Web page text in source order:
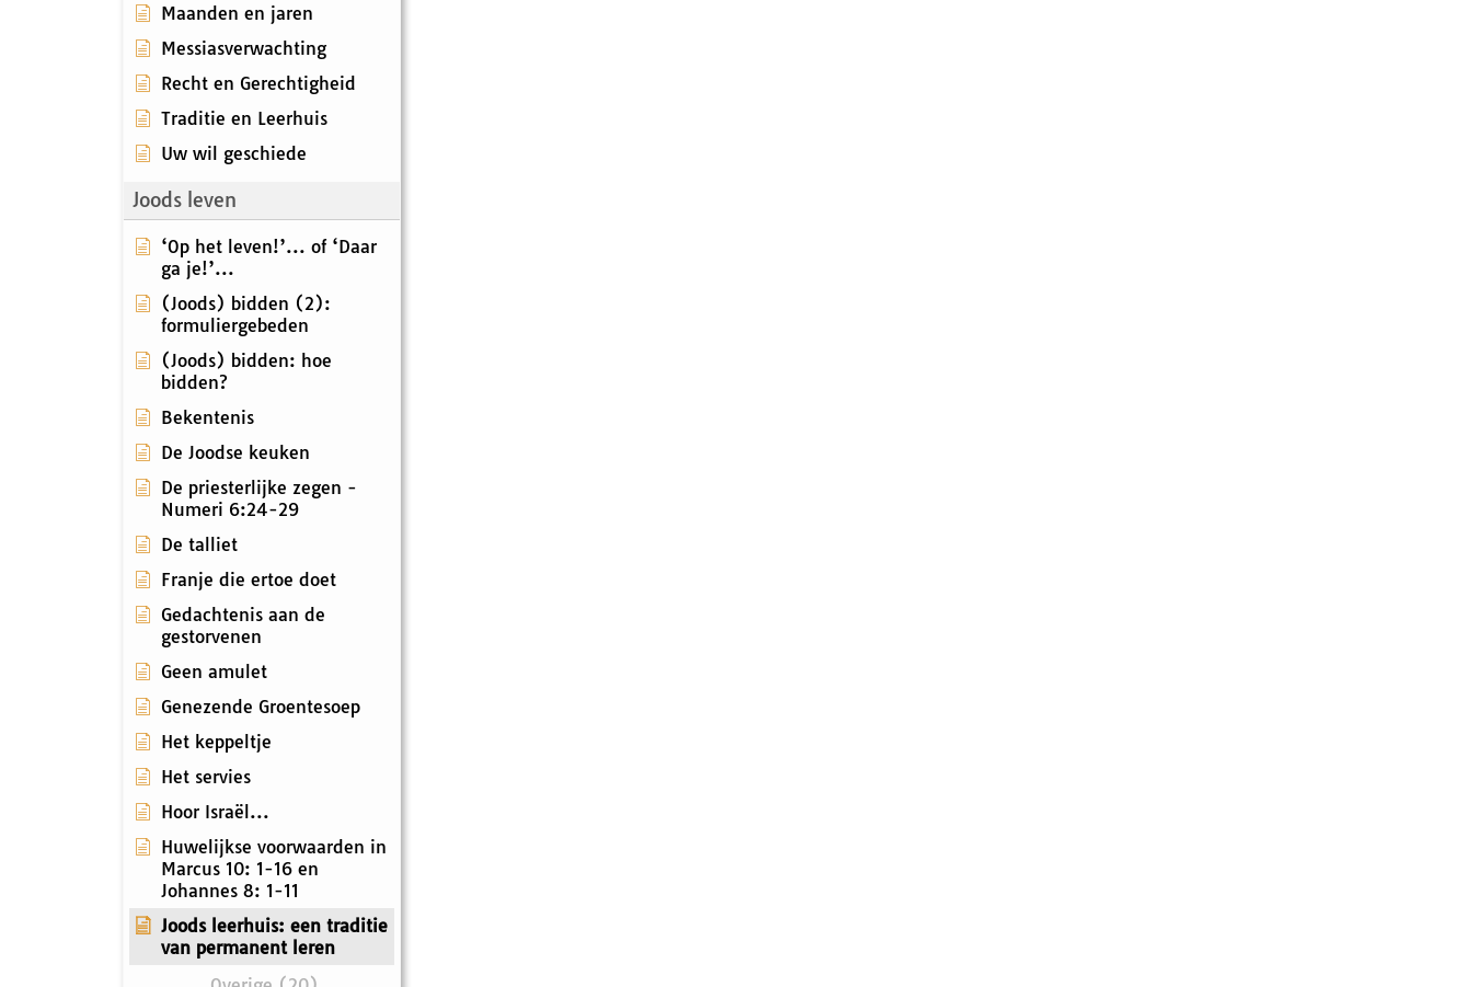
Maanden en jaren
Messiasverwachting
Recht en Gerechtigheid
Traditie en Leerhuis
Uw wil geschiede
Joods leven
‘Op het leven!’... of ‘Daar
ga je!’...
(Joods) bidden (2):
formuliergebeden
(Joods) bidden: hoe
bidden?
Bekentenis
De Joodse keuken
De priesterlijke zegen -
Numeri 6:24-29
De talliet
Franje die ertoe doet
Gedachtenis aan de
gestorvenen
Geen amulet
Genezende Groentesoep
Het keppeltje
Het servies
Hoor Israël...
Huwelijkse voorwaarden in
Marcus 10: 1-16 en
Johannes 8: 1-11
Joods leerhuis: een traditie
van permanent leren